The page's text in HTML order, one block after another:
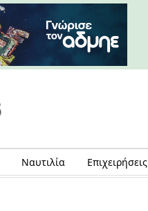
Ναυτιλία Επιχειρήσεις